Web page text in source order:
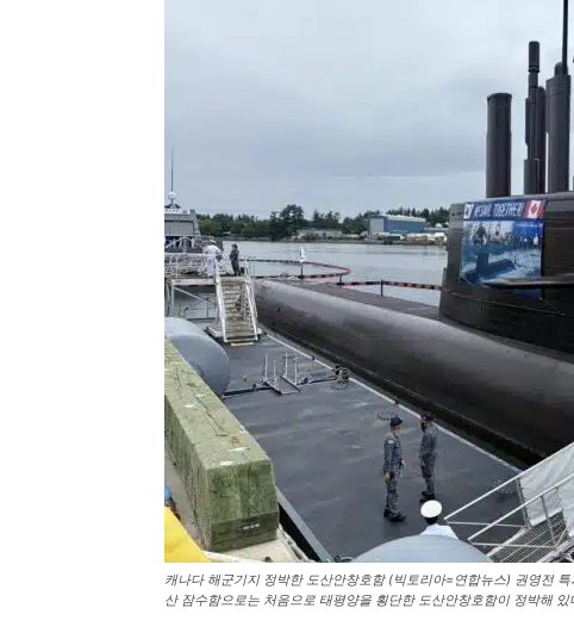
캐나다 해군기지 정박한 도산안창호함 (빅토리아=연합뉴스) 권영전
산 잠수함으로는 처음으로 태평양을 횡단한 도산안창호함이 정박해